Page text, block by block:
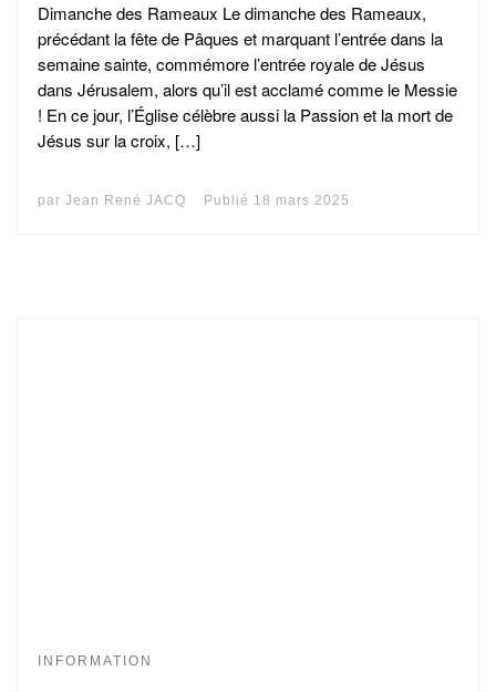
Dimanche des Rameaux Le dimanche des Rameaux,
précédant la fête de Pâques et marquant l’entrée dans la
semaine sainte, commémore l’entrée royale de Jésus
dans Jérusalem, alors qu’il est acclamé comme le Messie
! En ce jour, l’Église célèbre aussi la Passion et la mort de
Jésus sur la croix, […]
par Jean René JACQ Publié 18 mars 2025
INFORMATION